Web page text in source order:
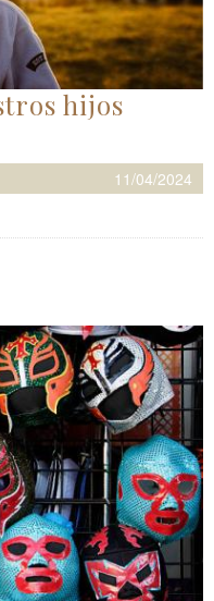
hijos
11/04/2024